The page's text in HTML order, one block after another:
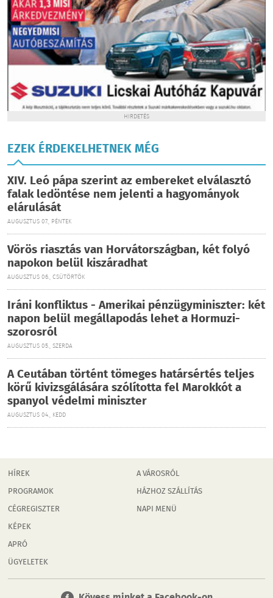
HIRDETÉS
EZEK ÉRDEKELHETNEK MÉG
XIV. Leó pápa szerint az embereket elválasztó
falak ledöntése nem jelenti a hagyományok
elárulását
AUGUSZTUS 07., PÉNTEK
Vörös riasztás van Horvátországban, két folyó
napokon belül kiszáradhat
AUGUSZTUS 06., CSÜTÖRTÖK
Iráni konfliktus - Amerikai pénzügyminiszter: két
napon belül megállapodás lehet a Hormuzi-
szorosról
AUGUSZTUS 05., SZERDA
A Ceutában történt tömeges határsértés teljes
körű kivizsgálására szólította fel Marokkót a
spanyol védelmi miniszter
AUGUSZTUS 04., KEDD
HÍREK
PROGRAMOK
CÉGREGISZTER
KÉPEK
APRÓ
ÜGYELETEK
A VÁROSRÓL
HÁZHOZ SZÁLLÍTÁS
NAPI MENÜ